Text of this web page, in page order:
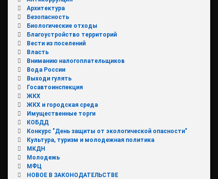
Архитектура
Безопасность
Биологические отходы
Благоустройство территорий
Вести из поселений
Власть
Вниманию налогоплательщиков
Вода России
Выходи гулять
Госавтоинспекция
ЖКХ
ЖКХ и городская среда
Имущественные торги
КОБДД
Конкурс "День защиты от экологической опасности"
Культура, туризм и молодежная политика
МКДН
Молодежь
МФЦ
НОВОЕ В ЗАКОНОДАТЕЛЬСТВЕ